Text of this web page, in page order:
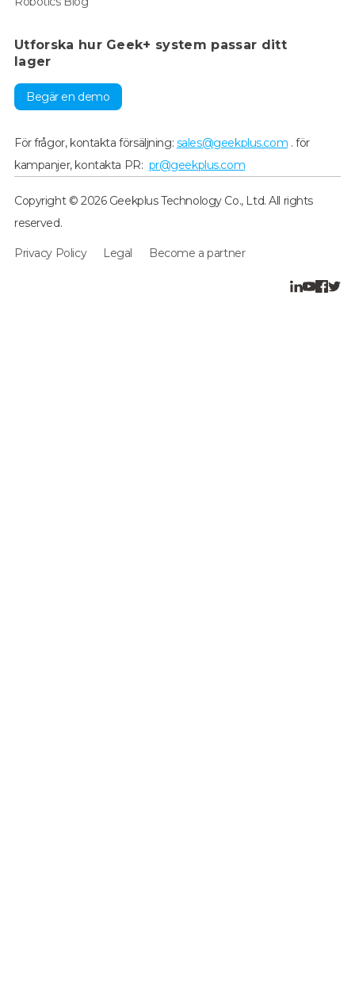
Utforska hur Geek+ system passar ditt
lager
Begär en demo
För frågor, kontakta försäljning: sales@geekplus.com . för
kampanjer, kontakta PR: pr@geekplus.com
Copyright © 2026 Geekplus Technology Co., Ltd. All rights
reserved.
Privacy Policy Legal Become a partner